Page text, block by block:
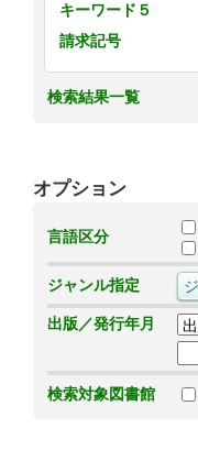
キーワード５
請求記号
検索結果一覧
オプション
言語区分
ジャンル指定
出版／発行年月
検索対象図書館